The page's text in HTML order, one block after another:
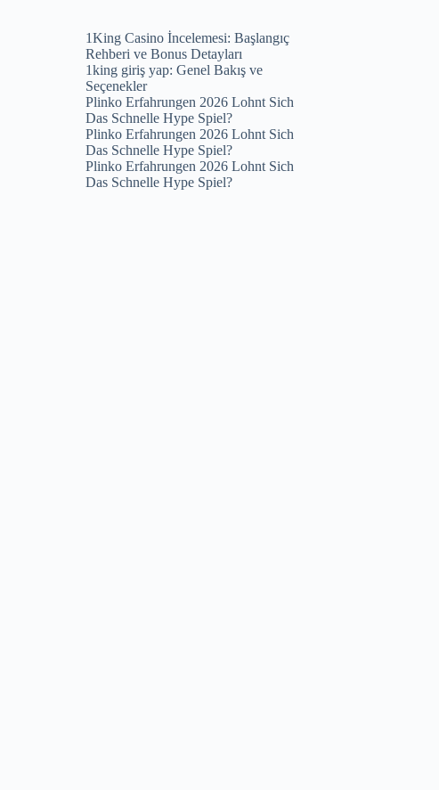
1King Casino İncelemesi: Başlangıç
Rehberi ve Bonus Detayları
1king giriş yap: Genel Bakış ve
Seçenekler
Plinko Erfahrungen 2026 Lohnt Sich
Das Schnelle Hype Spiel?
Plinko Erfahrungen 2026 Lohnt Sich
Das Schnelle Hype Spiel?
Plinko Erfahrungen 2026 Lohnt Sich
Das Schnelle Hype Spiel?